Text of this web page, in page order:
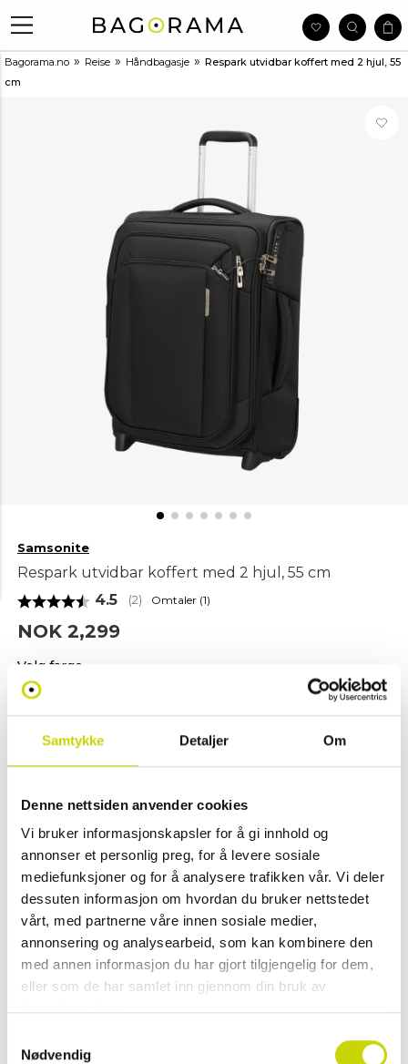
Samtykke Detaljer Om
Denne nettsiden anvender cookies
Vi bruker informasjonskapsler for å gi innhold og
annonser et personlig preg, for å levere sosiale
mediefunksjoner og for å analysere trafikken vår. Vi deler
dessuten informasjon om hvordan du bruker nettstedet
vårt, med partnerne våre innen sosiale medier,
annonsering og analysearbeid, som kan kombinere den
med annen informasjon du har gjort tilgjengelig for dem,
eller som de har samlet inn gjennom din bruk av
Nødvendig
Bagorama.no » Reise » Håndbagasje » Respark utvidbar koffert med 2 hjul, 55
cm
Samsonite
Respark utvidbar koffert med 2 hjul, 55 cm
Gjennomsnittskarakter:
4.5 (stemmer:
2) Omtaler (1)
NOK 2,299
Velg farge
Ozone
Black
Foresta
Midnight
blue
Legg i handlekurv
Klikk & hent
Se lagerstatus i butikk
✓ 30 dager åpent kjøp
✓ Fri frakt ved kjøp over 999 kr
✓ Rask levering med Posten